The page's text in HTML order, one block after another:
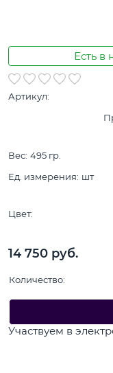
Есть в
Артикул:
Вес: 495 гр.
Ед. измерения: шт
Цвет:
14 750 руб.
Количество:
Участвуем в